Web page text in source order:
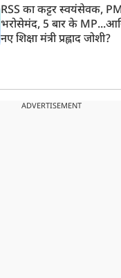
RSS का कट्टर स्वयंसेवक,
भरोसेमंद, 5 बार के
नए शिक्षा मंत्री प्रह्लाद जोशी?
ADVERTISEMENT